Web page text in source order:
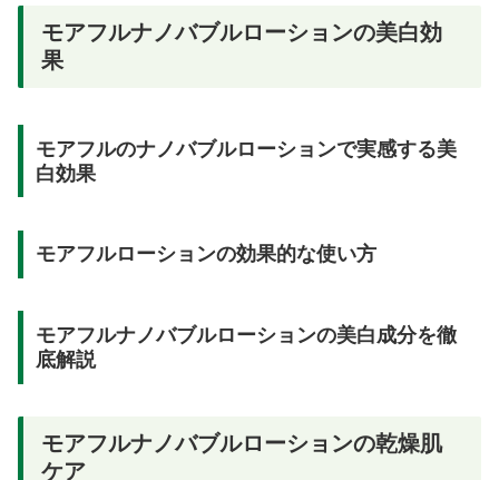
モアフルナノバブルローションの美白効
果
モアフルのナノバブルローションで実感する美
白効果
モアフルローションの効果的な使い方
モアフルナノバブルローションの美白成分を徹
底解説
モアフルナノバブルローションの乾燥肌
ケア